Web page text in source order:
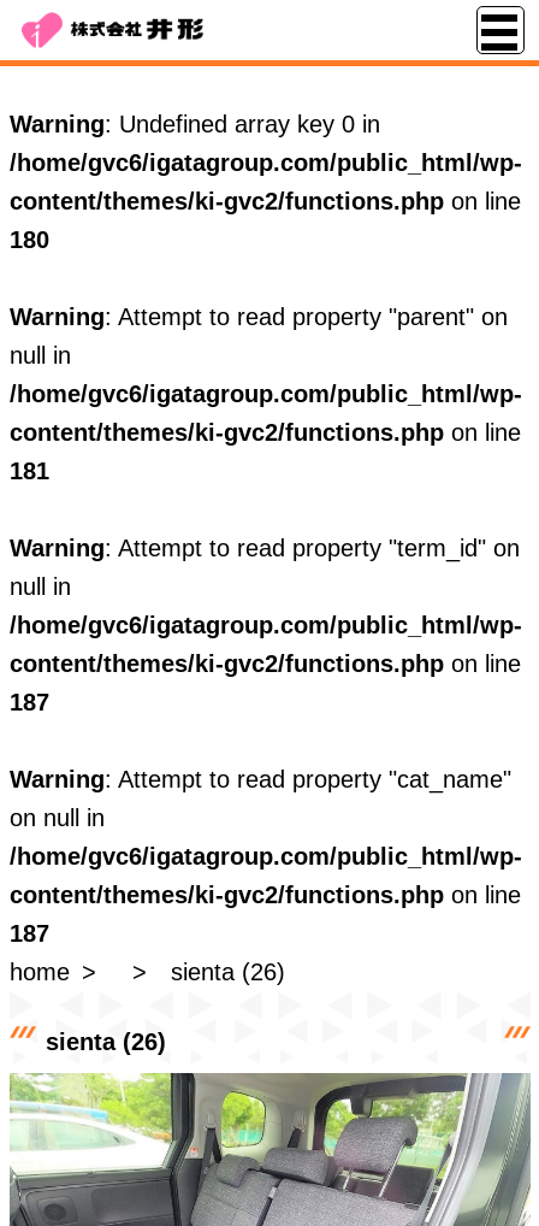
Warning: Undefined array key 0 in
/home/gvc6/igatagroup.com/public_html/wp-
content/themes/ki-gvc2/functions.phpon line
180
Warning: Attempt to read property "parent" on
null in
/home/gvc6/igatagroup.com/public_html/wp-
content/themes/ki-gvc2/functions.phpon line
181
Warning: Attempt to read property "term_id" on
null in
/home/gvc6/igatagroup.com/public_html/wp-
content/themes/ki-gvc2/functions.phpon line
187
Warning: Attempt to read property "cat_name"
on null in
/home/gvc6/igatagroup.com/public_html/wp-
content/themes/ki-gvc2/functions.phpon line
187
home
sienta (26)
sienta (26)